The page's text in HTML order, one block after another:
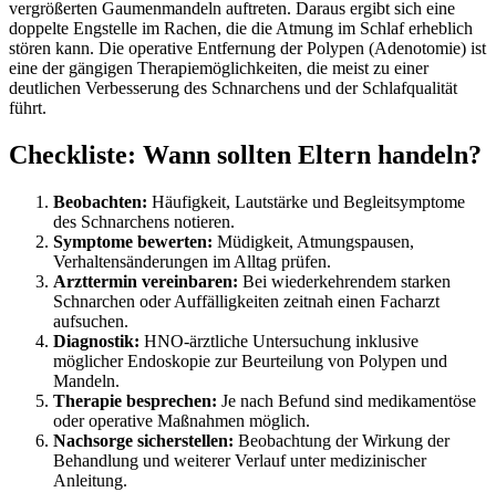
vergrößerten Gaumenmandeln auftreten. Daraus ergibt sich eine
doppelte Engstelle im Rachen, die die Atmung im Schlaf erheblich
stören kann. Die operative Entfernung der Polypen (Adenotomie) ist
eine der gängigen Therapiemöglichkeiten, die meist zu einer
deutlichen Verbesserung des Schnarchens und der Schlafqualität
führt.
Checkliste: Wann sollten Eltern handeln?
Beobachten: Häufigkeit, Lautstärke und Begleitsymptome
des Schnarchens notieren.
Symptome bewerten: Müdigkeit, Atmungspausen,
Verhaltensänderungen im Alltag prüfen.
Arzttermin vereinbaren: Bei wiederkehrendem starken
Schnarchen oder Auffälligkeiten zeitnah einen Facharzt
aufsuchen.
Diagnostik: HNO-ärztliche Untersuchung inklusive
möglicher Endoskopie zur Beurteilung von Polypen und
Mandeln.
Therapie besprechen: Je nach Befund sind medikamentöse
oder operative Maßnahmen möglich.
Nachsorge sicherstellen: Beobachtung der Wirkung der
Behandlung und weiterer Verlauf unter medizinischer
Anleitung.